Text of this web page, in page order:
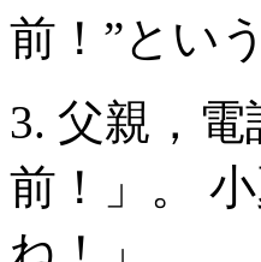
前！”とい
3. 父親，
前！」。